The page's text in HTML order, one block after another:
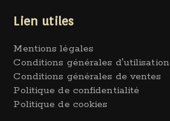
Lien utiles
Mentions légales
Conditions générales d'utilisation
Conditions générales de ventes
Politique de confidentialité
Politique de cookies